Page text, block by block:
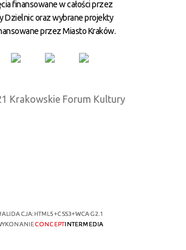
finansowane w całości przez
Dzielnic oraz wybrane projekty
przez Miasto Kraków.
Krakowskie Forum Kultury
HTML5+CSS3+WCAG 2.1
CONCEPTINTERMEDIA